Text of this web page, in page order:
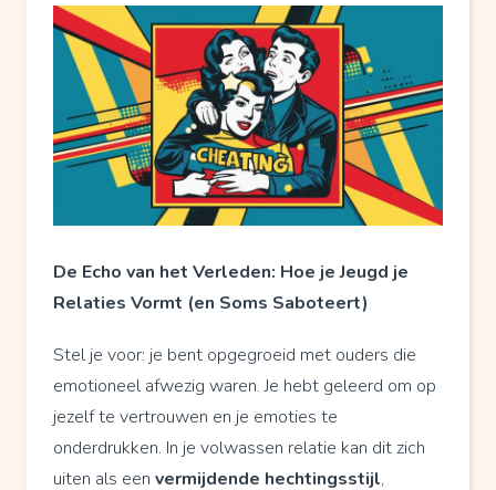
De Echo van het Verleden: Hoe je Jeugd je
Relaties Vormt (en Soms Saboteert)
Stel je voor: je bent opgegroeid met ouders die
emotioneel afwezig waren. Je hebt geleerd om op
jezelf te vertrouwen en je emoties te
onderdrukken. In je volwassen relatie kan dit zich
uiten als een vermijdende hechtingsstijl,